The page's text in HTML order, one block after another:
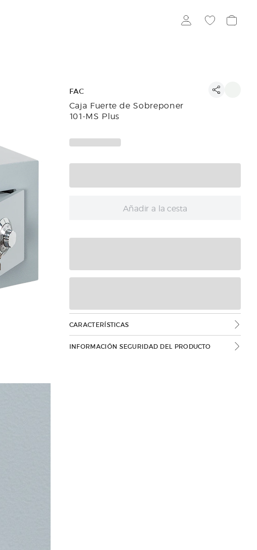
FAC
Caja Fuerte de Sobreponer
101-MS Plus
Añadir a la cesta
CARACTERÍSTICAS
INFORMACIÓN SEGURIDAD DEL PRODUCTO